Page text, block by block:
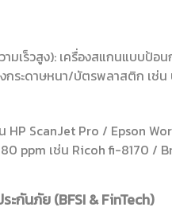
มเร็วสูง): เครื่องสแกนแบบป้
กระดาษหนา/บัตรพลาสติก เช่
HP ScanJet Pro / Epson
ppm เช่น Ricoh fi-8170 /
ะกันภัย (BFSI & FinTech)